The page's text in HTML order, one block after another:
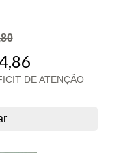
DE ATENÇÃO